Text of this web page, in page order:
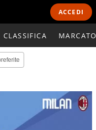
ACCEDI
CLASSIFICA